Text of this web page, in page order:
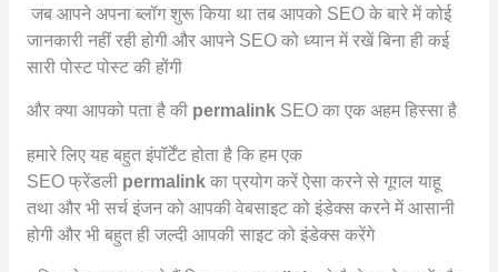
जब आपने अपना ब्लॉग शुरू किया था तब आपको SEO के बारे में कोई
जानकारी नहीं रही होगी और आपने SEO को ध्यान में रखें बिना ही कई
सारी पोस्ट पोस्ट की होंगी
और क्या आपको पता है की permalinkSEO का एक अहम हिस्सा है
हमारे लिए यह बहुत इंपॉर्टेंट होता है कि हम एक
SEO फ्रेंडली permalinkका प्रयोग करें ऐसा करने से गूगल याहू
तथा और भी सर्च इंजन को आपकी वेबसाइट को इंडेक्स करने में आसानी
होगी और भी बहुत ही जल्दी आपकी साइट को इंडेक्स करेंगे